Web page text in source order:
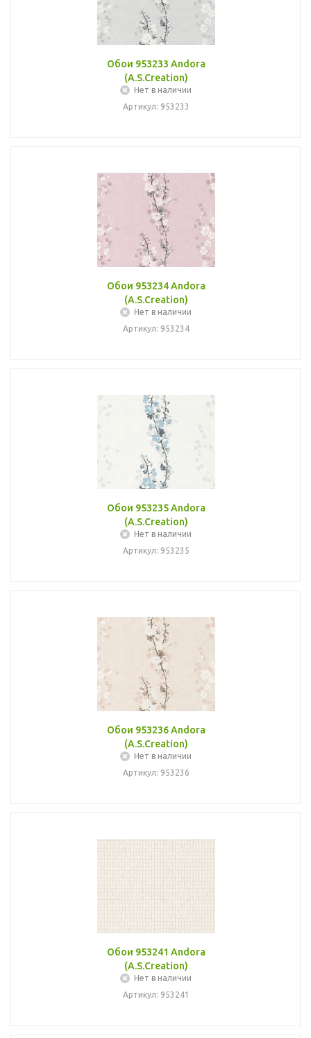
Обои 953233 Andora
(A.S.Creation)
Нет в наличии
Артикул: 953233
Обои 953234 Andora
(A.S.Creation)
Нет в наличии
Артикул: 953234
Обои 953235 Andora
(A.S.Creation)
Нет в наличии
Артикул: 953235
Обои 953236 Andora
(A.S.Creation)
Нет в наличии
Артикул: 953236
Обои 953241 Andora
(A.S.Creation)
Нет в наличии
Артикул: 953241